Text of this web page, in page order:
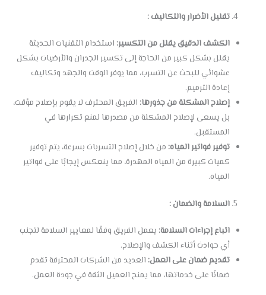
تقليل الأضرار والتكاليف :
الكشف الدقيق يقلل من التكسير:استخدام التقنيات الحديثة
يقلل بشكل كبير من الحاجة إلى تكسير الجدران والأرضيات بشكل
عشوائي للبحث عن التسرب، مما يوفر الوقت والجهد وتكاليف
إعادة الترميم.
إصلاح المشكلة من جذورها:الفريق المحترف لا يقوم بإصلاح مؤقت،
بل يسعى لإصلاح المشكلة من مصدرها لمنع تكرارها في
المستقبل.
توفير فواتير المياه:من خلال إصلاح التسربات بسرعة، يتم توفير
كميات كبيرة من المياه المهدرة، مما ينعكس إيجابًا على فواتير
المياه.
السلامة والضمان :
اتباع إجراءات السلامة:يعمل الفريق وفقًا لمعايير السلامة لتجنب
أي حوادث أثناء الكشف والإصلاح.
تقديم ضمان على العمل:العديد من الشركات المحترفة تقدم
ضمانًا على خدماتها، مما يمنح العميل الثقة في جودة العمل.